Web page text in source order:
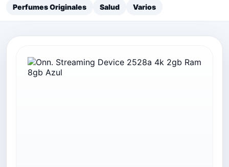
Perfumes Originales
Salud Varios